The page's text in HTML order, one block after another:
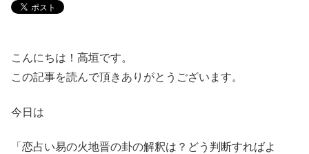
こんにちは！高垣です。
この記事を読んで頂きありがとうございます。
今日は
「恋占い易の火地晋の卦の解釈は？どう判断すればよ